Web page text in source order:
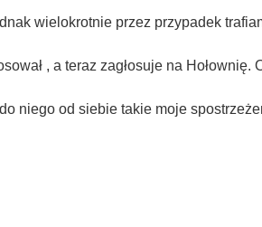
wielokrotnie przez przypadek
, a teraz zagłosuje na
niego od siebie takie moje